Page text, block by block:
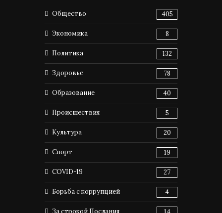
Общество 405
Экономика 8
Политика 132
Здоровье 78
Образование 40
Происшествия 5
Культура 20
Спорт 19
COVID-19 27
Борьба с коррупцией 4
За строкой Послания